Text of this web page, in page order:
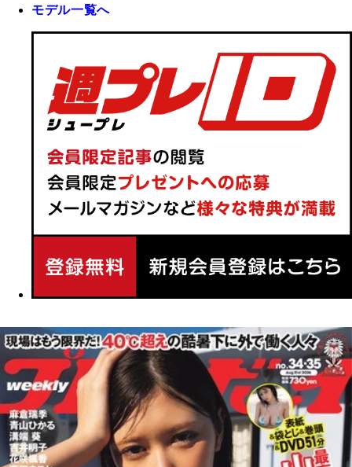
モデル一覧へ